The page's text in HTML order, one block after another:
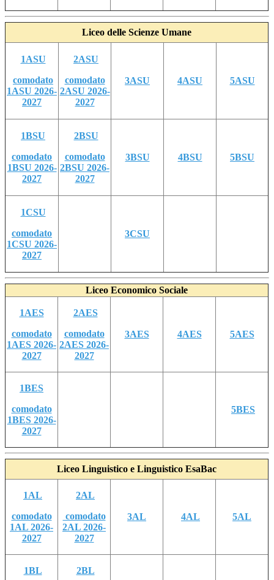
Liceo delle Scienze Umane
1ASU
comodato
1ASU 2026-
2027
2ASU
comodato
2ASU 2026-
2027
3ASU 4ASU 5ASU
1BSU
comodato
1BSU 2026-
2027
2BSU
comodato
2BSU 2026-
2027
3BSU 4BSU 5BSU
1CSU
comodato
1CSU 2026-
2027
3CSU
Liceo Economico Sociale
1AES
comodato
1AES 2026-
2027
2AES
comodato
2AES 2026-
2027
3AES 4AES 5AES
1BES
comodato
1BES 2026-
2027
5BES
Liceo Linguistico e Linguistico EsaBac
1AL
comodato
1AL 2026-
2027
2AL
comodato
2AL 2026-
2027
3AL 4AL 5AL
1BL
2BL